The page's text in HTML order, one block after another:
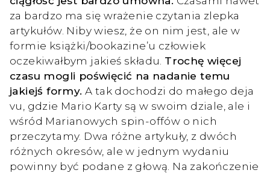
za bardzo ma się wrażenie czytania zlepka
artykułów. Niby wiesz, że on nim jest, ale w
formie książki/bookazine’u człowiek
oczekiwałbym jakieś składu. Trochę więcej
czasu mogli poświęcić na nadanie temu
jakiejś formy. A tak dochodzi do małego deja
vu, gdzie Mario Karty są w swoim dziale, ale i
wśród Marianowych spin-offów o nich
przeczytamy. Dwa różne artykuły, z dwóch
różnych okresów, ale w jednym wydaniu
powinny być podane z głową. Na zakończenie